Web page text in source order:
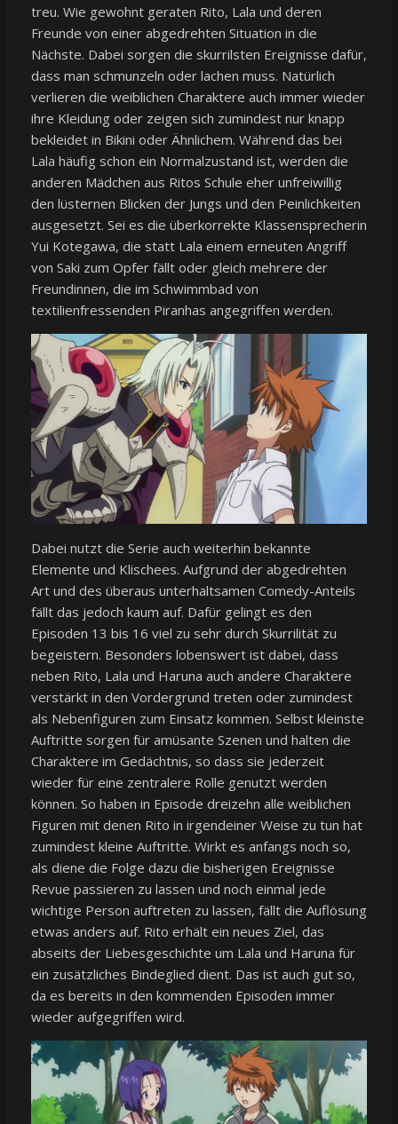
treu. Wie gewohnt geraten Rito, Lala und deren
Freunde von einer abgedrehten Situation in die
Nächste. Dabei sorgen die skurrilsten Ereignisse dafür,
dass man schmunzeln oder lachen muss. Natürlich
verlieren die weiblichen Charaktere auch immer wieder
ihre Kleidung oder zeigen sich zumindest nur knapp
bekleidet in Bikini oder Ähnlichem. Während das bei
Lala häufig schon ein Normalzustand ist, werden die
anderen Mädchen aus Ritos Schule eher unfreiwillig
den lüsternen Blicken der Jungs und den Peinlichkeiten
ausgesetzt. Sei es die überkorrekte Klassensprecherin
Yui Kotegawa, die statt Lala einem erneuten Angriff
von Saki zum Opfer fällt oder gleich mehrere der
Freundinnen, die im Schwimmbad von
textilienfressenden Piranhas angegriffen werden.
Dabei nutzt die Serie auch weiterhin bekannte
Elemente und Klischees. Aufgrund der abgedrehten
Art und des überaus unterhaltsamen Comedy-Anteils
fällt das jedoch kaum auf. Dafür gelingt es den
Episoden 13 bis 16 viel zu sehr durch Skurrilität zu
begeistern. Besonders lobenswert ist dabei, dass
neben Rito, Lala und Haruna auch andere Charaktere
verstärkt in den Vordergrund treten oder zumindest
als Nebenfiguren zum Einsatz kommen. Selbst kleinste
Auftritte sorgen für amüsante Szenen und halten die
Charaktere im Gedächtnis, so dass sie jederzeit
wieder für eine zentralere Rolle genutzt werden
können. So haben in Episode dreizehn alle weiblichen
Figuren mit denen Rito in irgendeiner Weise zu tun hat
zumindest kleine Auftritte. Wirkt es anfangs noch so,
als diene die Folge dazu die bisherigen Ereignisse
Revue passieren zu lassen und noch einmal jede
wichtige Person auftreten zu lassen, fällt die Auflösung
etwas anders auf. Rito erhält ein neues Ziel, das
abseits der Liebesgeschichte um Lala und Haruna für
ein zusätzliches Bindeglied dient. Das ist auch gut so,
da es bereits in den kommenden Episoden immer
wieder aufgegriffen wird.